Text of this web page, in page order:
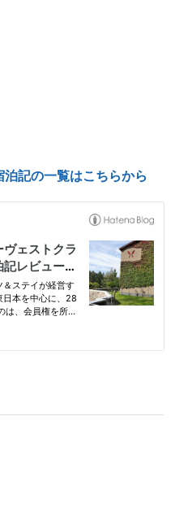
記の一覧はこちらから